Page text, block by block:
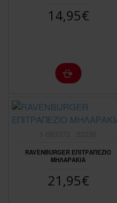
14,95€
RAVENBURGER ΕΠΙΤΡΑΠΕΖΙΟ
ΜΗΛΑΡΑΚΙΑ
21,95€